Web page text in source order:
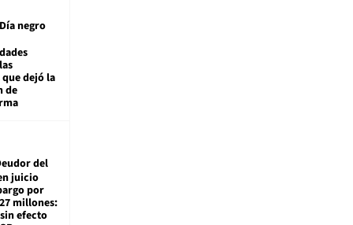
negro
dejó la
de
del
juicio
por
millones:
efecto